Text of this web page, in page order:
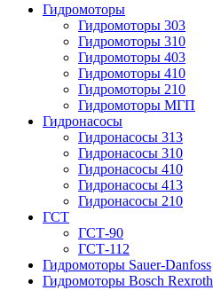
Гидромоторы
Гидромоторы 303
Гидромоторы 310
Гидромоторы 403
Гидромоторы 410
Гидромоторы 210
Гидромоторы МГП
Гидронасосы
Гидронасосы 313
Гидронасосы 310
Гидронасосы 410
Гидронасосы 413
Гидронасосы 210
ГСТ
ГСТ-90
ГСТ-112
Гидромоторы Sauer-Danfoss
Гидромоторы Bosch Rexroth